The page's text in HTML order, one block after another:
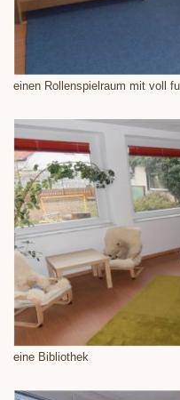
einen Rollenspielraum mit voll
eine Bibliothek